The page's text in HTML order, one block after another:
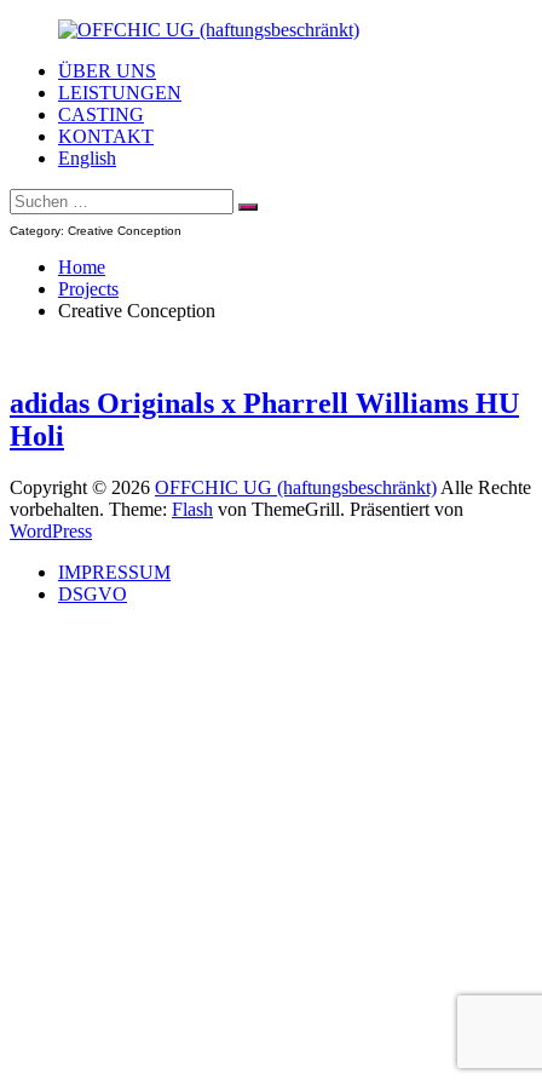
springen
OFFCHIC
(haftungsbeschränkt)
Agentur
Scouting
–
Creative
Modelcasting
ÜBER UNS
LEISTUNGEN
CASTING
KONTAKT
English
Suche
nach:
Suchen
Category: Creative Conception
Home
Projects
Creative Conception
adidas Originals x Pharrell Williams HU
Holi
Copyright © 2026 OFFCHIC UG (haftungsbeschränkt) Alle Rechte
vorbehalten. Theme: Flash von ThemeGrill. Präsentiert von
WordPress
IMPRESSUM
DSGVO